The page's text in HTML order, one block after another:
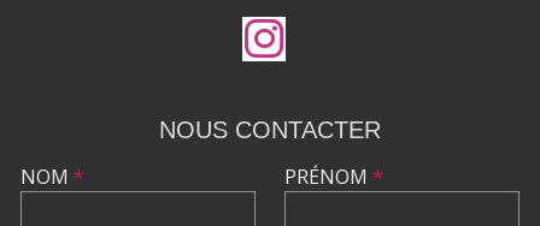
NOUS CONTACTER
NOM * PRÉNOM *